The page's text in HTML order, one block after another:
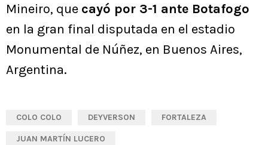
Mineiro, que cayó por 3-1 ante Botafogo
en la gran final disputada en el estadio
Monumental de Núñez, en Buenos Aires,
Argentina.
COLO COLO DEYVERSON FORTALEZA
JUAN MARTÍN LUCERO